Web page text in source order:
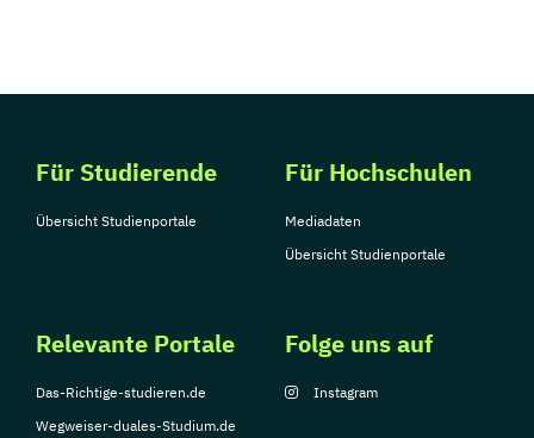
Für Studierende
Übersicht Studienportale
Für Hochschulen
Mediadaten
Übersicht Studienportale
Relevante Portale
Das-Richtige-studieren.de
Wegweiser-duales-Studium.de
Folge uns auf
Instagram